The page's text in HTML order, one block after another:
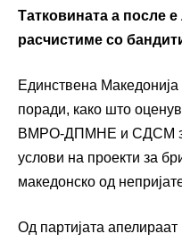
Татковината а после
расчистиме со
Единствена Македонија
поради, како што
ВМРО-ДПМНЕ и СДСМ за
услови на проекти за
македонско од
Од партијата